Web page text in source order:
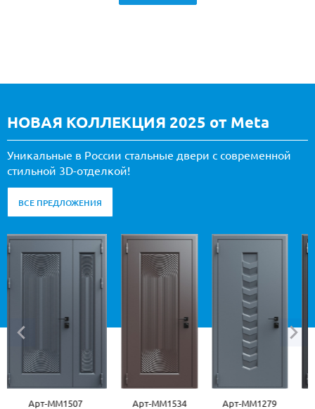
НОВАЯ КОЛЛЕКЦИЯ 2025 от Meta
Уникальные в России стальные двери с современной
стильной 3D-отделкой!
ВСЕ ПРЕДЛОЖЕНИЯ
Арт-ММ1534 Арт-ММ1279 Арт-ММ1570